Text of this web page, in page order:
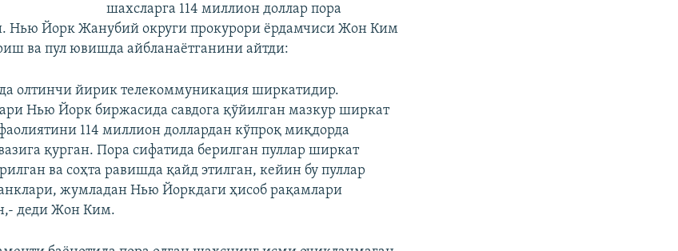
шахсларга 114 миллион доллар пора
Нью Йорк Жанубий округи прокурори ёрдамчиси Жон Ким
ва пул ювишда айбланаётганини айтди:
олтинчи йирик телекоммуникация ширкатидир.
Нью Йорк биржасида савдога қўйилган мазкур ширкат
114 миллион доллардан кўпроқ миқдорда
қурган. Пора сифатида берилган пуллар ширкат
ва соҳта равишда қайд этилган, кейин бу пуллар
жумладан Нью Йоркдаги ҳисоб рақамлари
деди Жон Ким.